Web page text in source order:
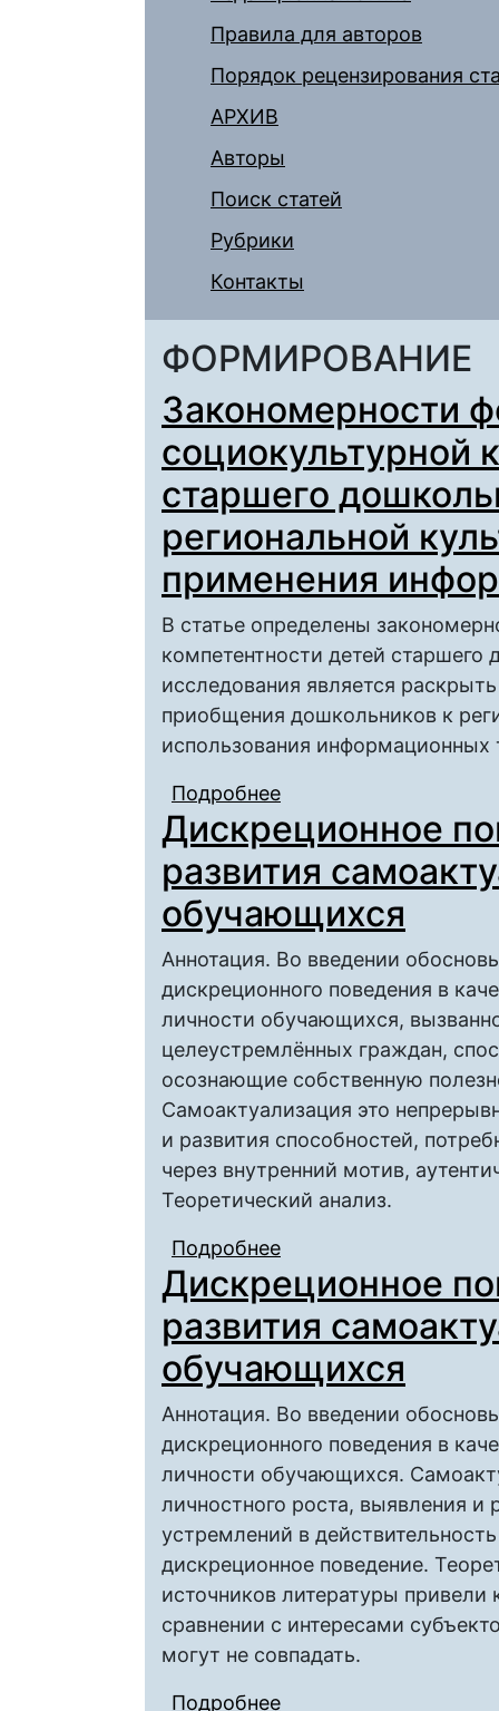
Правила для авторов
Порядок рецензирования
АРХИВ
Авторы
Поиск статей
Рубрики
Контакты
ФОРМИРОВАНИЕ
Закономерности
социокультурной
старшего
региональной
применения
В статье определены
компетентности детей старшего
исследования является
приобщения дошкольников к
использования информационных
Подробнее
компетентности
региональной
технологий
Дискреционное
развития
обучающихся
Аннотация. Во введении
дискреционного поведения в
личности обучающихся,
целеустремлённых граждан,
осознающие собственную
Самоактуализация это
и развития способностей,
через внутренний мотив,
Теоретический анализ.
Подробнее
самоактуализации
Дискреционное
развития
обучающихся
Аннотация. Во введении
дискреционного поведения в
личности обучающихся.
личностного роста, выявления и
устремлений в
дискреционное поведение.
источников литературы
сравнении с интересами
могут не совпадать.
Подробнее